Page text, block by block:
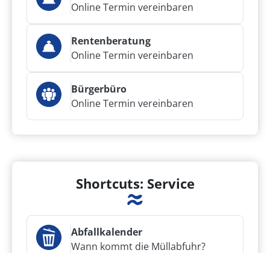
Online Termin vereinbaren
Rentenberatung
Online Termin vereinbaren
Bürgerbüro
Online Termin vereinbaren
Shortcuts: Service
Abfallkalender
Wann kommt die Müllabfuhr?